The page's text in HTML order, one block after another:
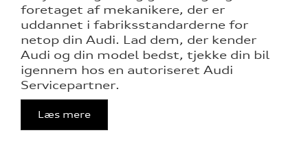
foretaget af mekanikere, der er
uddannet i fabriksstandarderne for
netop din Audi. Lad dem, der kender
Audi og din model bedst, tjekke din bil
igennem hos en autoriseret Audi
Servicepartner.
Læs mere